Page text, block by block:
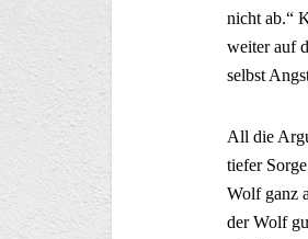
nicht ab.“
weiter auf
selbst
All die
tiefer
Wolf ganz
der Wolf